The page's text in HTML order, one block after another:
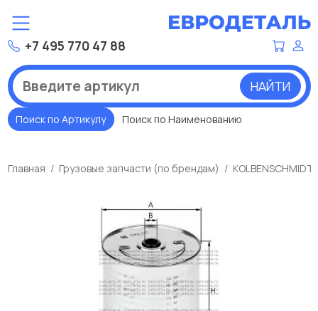
+7 495 770 47 88
НАЙТИ
Поиск по Артикулу Поиск по Наименованию
Главная Грузовые запчасти (по брендам) KOLBENSCHMIDT